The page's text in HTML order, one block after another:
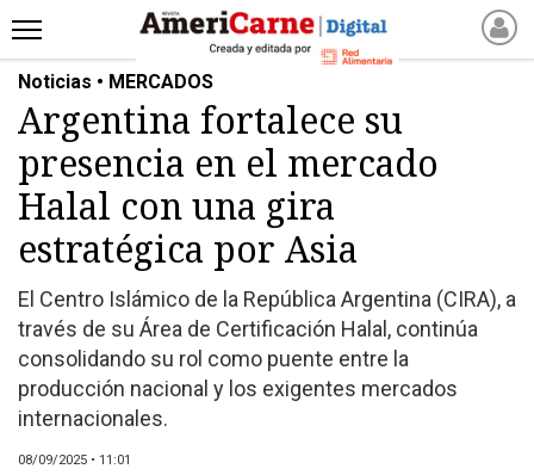
INICIO
NOTICIAS RECIENTES
NOTICIAS
ARTICULOS
PRODUCCIÓN
PROCESO
PRODUCTO
NUEVOS PRODUCTOS
MARKETPLACE
REVISTAS
Noticias • MERCADOS
Argentina fortalece su
presencia en el mercado
Halal con una gira
estratégica por Asia
El Centro Islámico de la República Argentina (CIRA), a
través de su Área de Certificación Halal, continúa
consolidando su rol como puente entre la
producción nacional y los exigentes mercados
internacionales.
08/09/2025 • 11:01